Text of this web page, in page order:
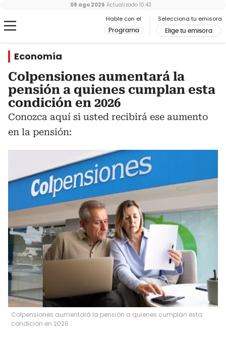
Hable con el
Programa
Selecciona tu emisora
Elige tu emisora
09 ago 2026 Actualizado 10:43
Economía
Colpensiones aumentará la
pensión a quienes cumplan esta
condición en 2026
Conozca aquí si usted recibirá ese aumento
en la pensión:
Colpensiones aumentará la pensión a quienes cumplan esta
condición en 2026